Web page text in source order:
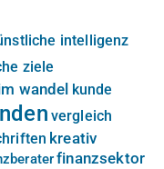
intelligenz
ziele
wandel kunde
vergleich
kreativ
finanzsektor